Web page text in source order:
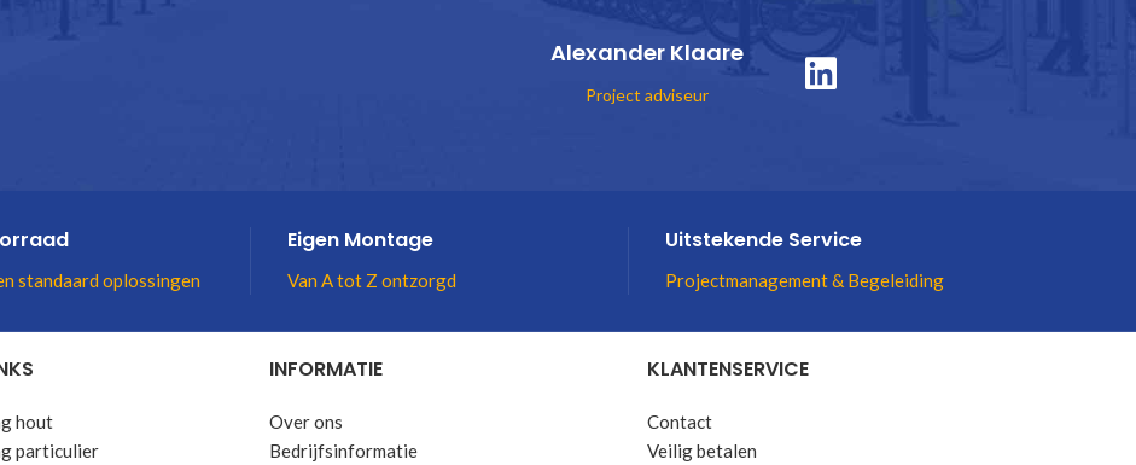
Alexander Klaare
Project adviseur
standaard oplossingen
Eigen Montage
Van A tot Z ontzorgd
Uitstekende Service
Projectmanagement & Begeleiding
hout
particulier
INFORMATIE
Over ons
Bedrijfsinformatie
KLANTENSERVICE
Contact
Veilig betalen